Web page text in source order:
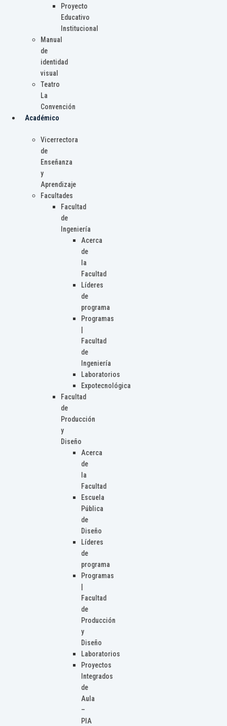
Proyecto
Educativo
Institucional
Manual
de
identidad
visual
Teatro
La
Convención
Académico
Vicerrectora
de
Enseñanza
y
Aprendizaje
Facultades
Facultad
de
Ingeniería
Acerca
de
la
Facultad
Líderes
de
programa
Programas
Facultad
de
Ingeniería
Laboratorios
Expotecnológica
Facultad
de
Producción
y
Diseño
Acerca
de
la
Facultad
Escuela
Pública
de
Diseño
Líderes
de
programa
Programas
Facultad
de
Producción
y
Diseño
Laboratorios
Proyectos
Integrados
de
Aula
–
PIA